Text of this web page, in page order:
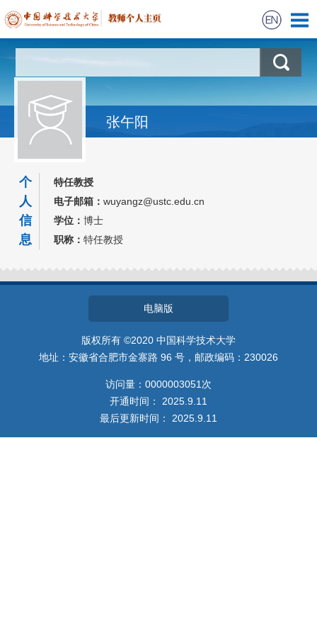
科学研究
教学信息
获奖信息
招生信息
张午阳
个
人
信
息
特任教授
电子邮箱： wuyangz@ustc.edu.cn
学位： 博士
职称： 特任教授
电脑版
版权所有 ©2020 中国科学技术大学
地址：安徽省合肥市金寨路 96 号，邮政编码：230026
访问量： 0000003051 次
开通时间： 2025 9 11
最后更新时间： 2025 9 11